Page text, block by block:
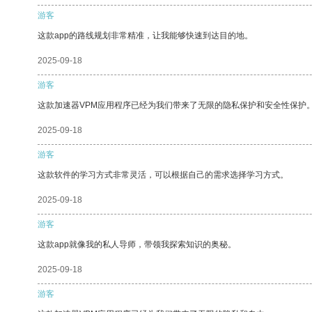
游客
这款app的路线规划非常精准，让我能够快速到达目的地。
2025-09-18
游客
这款加速器VPM应用程序已经为我们带来了无限的隐私保护和安全性保护
2025-09-18
游客
这款软件的学习方式非常灵活，可以根据自己的需求选择学习方式。
2025-09-18
游客
这款app就像我的私人导师，带领我探索知识的奥秘。
2025-09-18
游客